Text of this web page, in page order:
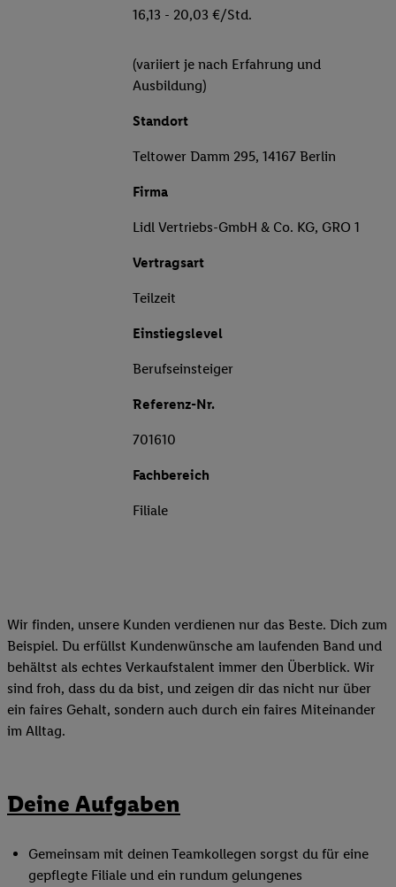
16,13 - 20,03 €/Std.
(variiert je nach Erfahrung und
Ausbildung)
Standort
Teltower Damm 295, 14167 Berlin
Firma
Lidl Vertriebs-GmbH & Co. KG, GRO 1
Vertragsart
Teilzeit
Einstiegslevel
Berufseinsteiger
Referenz-Nr.
701610
Fachbereich
Filiale
Wir finden, unsere Kunden verdienen nur das Beste. Dich zum
Beispiel. Du erfüllst Kundenwünsche am laufenden Band und
behältst als echtes Verkaufstalent immer den Überblick. Wir
sind froh, dass du da bist, und zeigen dir das nicht nur über
ein faires Gehalt, sondern auch durch ein faires Miteinander
im Alltag.
Deine Aufgaben
Gemeinsam mit deinen Teamkollegen sorgst du für eine
gepflegte Filiale und ein rundum gelungenes